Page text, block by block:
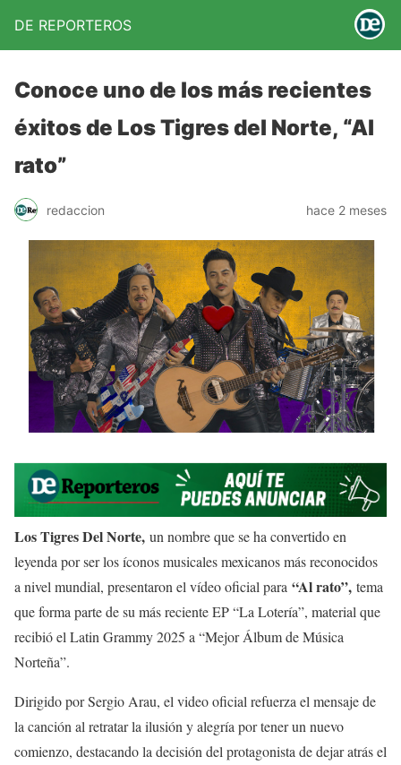
DE REPORTEROS
Conoce uno de los más recientes
éxitos de Los Tigres del Norte, “Al
rato”
redaccion hace 2 meses
Los Tigres Del Norte, un nombre que se ha convertido en
leyenda por ser los íconos musicales mexicanos más reconocidos
a nivel mundial, presentaron el vídeo oficial para “Al rato”, tema
que forma parte de su más reciente EP “La Lotería”, material que
recibió el Latin Grammy 2025 a “Mejor Álbum de Música
Norteña”.
Dirigido por Sergio Arau, el video oficial refuerza el mensaje de
la canción al retratar la ilusión y alegría por tener un nuevo
comienzo, destacando la decisión del protagonista de dejar atrás el